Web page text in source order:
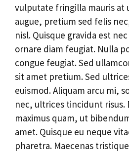
vulputate fringilla mauris at
augue, pretium sed felis
nisl. Quisque gravida est
ornare diam feugiat. Nulla
congue feugiat. Sed
sit amet pretium. Sed
euismod. Aliquam arcu mi,
nec, ultrices tincidunt
maximus quam, ut
amet. Quisque eu neque
pharetra. Maecenas